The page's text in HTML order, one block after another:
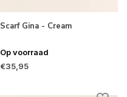
Scarf Gina - Cream
Op voorraad
€35,95